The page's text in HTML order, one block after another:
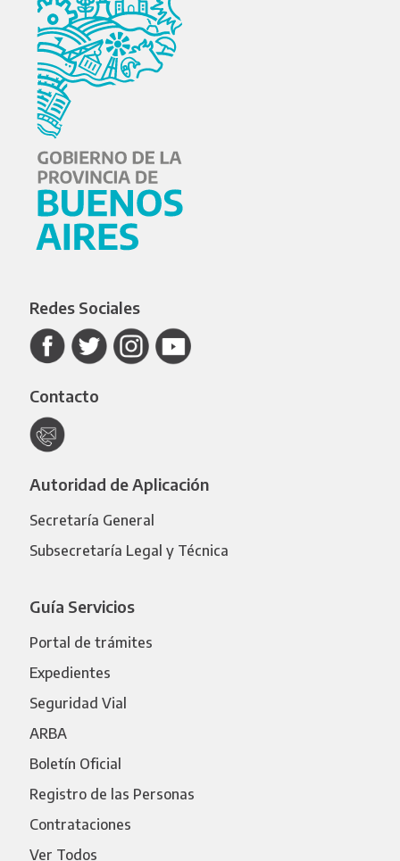
Redes Sociales
Contacto
Autoridad de Aplicación
Secretaría General
Subsecretaría Legal y Técnica
Guía Servicios
Portal de trámites
Expedientes
Seguridad Vial
ARBA
Boletín Oficial
Registro de las Personas
Contrataciones
Ver Todos